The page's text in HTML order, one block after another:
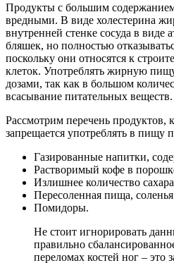
Продукты с большим
вредными. В виде холестерина
внутренней стенке сосуда в виде
бляшек, но полностью
поскольку они относятся к
клеток. Употреблять жирную
дозами, так как в большом
всасывание питательных веществ.
Рассмотрим перечень продуктов,
запрещается употреблять в пищу
Газированные напитки,
Растворимый кофе в
Излишнее количество
Пересоленная пища,
Помидоры.
Не стоит игнорировать
правильно
переломах костей ног – это